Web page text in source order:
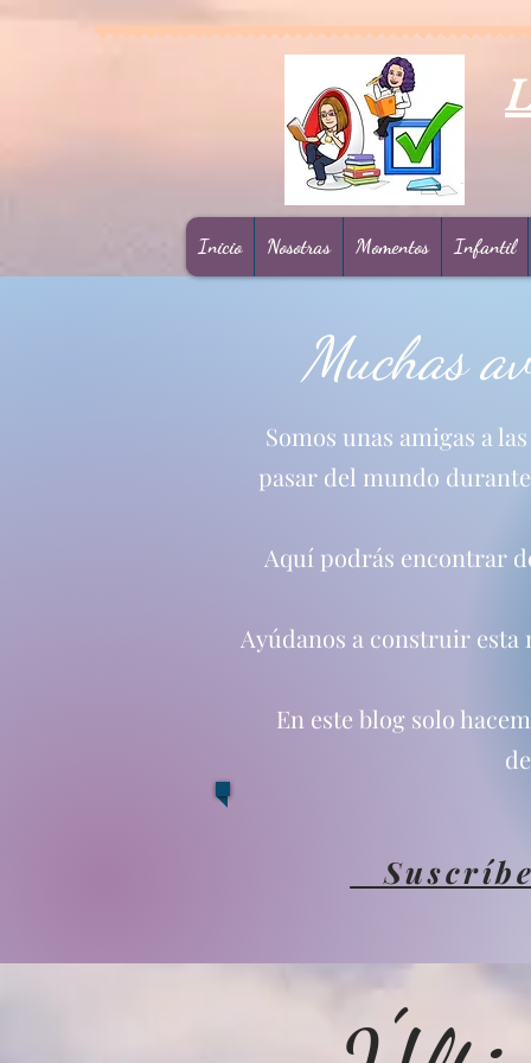
Inicio Nosotras Momentos Infantil
Somos unas amigas a
pasar del mundo
Aquí podrás encontrar
Ayúdanos a construir esta
En este blog solo
Muchas